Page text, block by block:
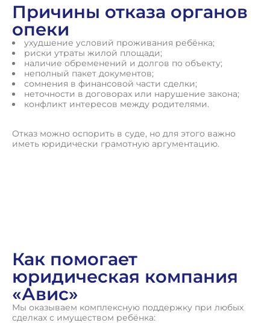
Причины отказа органов
опеки
ухудшение условий проживания ребёнка;
риски утраты жилой площади;
наличие обременений и долгов по объекту;
неполный пакет документов;
сомнения в финансовой части сделки;
неточности в договорах или нарушение закона;
конфликт интересов между родителями.
Отказ можно оспорить в суде, но для этого важно
иметь юридически грамотную аргументацию.
Как помогает
юридическая компания
«Авис»
Мы оказываем комплексную поддержку при любых
сделках с имуществом ребёнка: